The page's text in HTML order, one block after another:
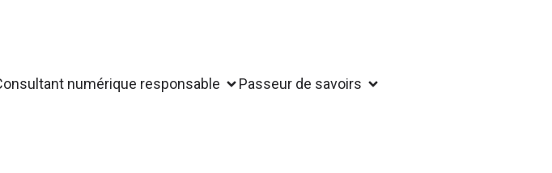
numérique responsable Passeur de savoirs